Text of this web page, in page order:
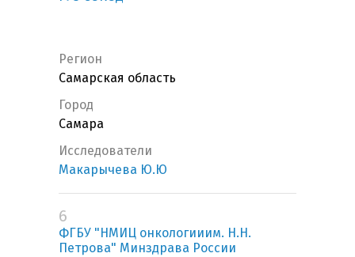
Регион
Самарская область
Город
Самара
Исследователи
Макарычева Ю.Ю
6
ФГБУ "НМИЦ онкологииим. Н.Н.
Петрова" Минздрава России